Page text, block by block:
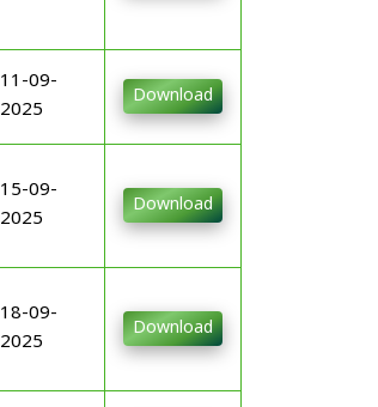
11-09-
2025
Download
15-09-
2025
Download
18-09-
2025
Download